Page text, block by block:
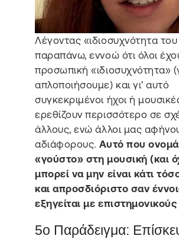
Λέγοντας «ιδιοσυχνότητα
παραπάνω, εννοώ ότι όλοι
προσωπική «ιδιοσυχνότητα»
απλοποιήσουμε) και γι’ αυτό
συγκεκριμένοι ήχοι ή
ερεθίζουν περισσότερο σε
άλλους, ενώ άλλοι μας
αδιάφορους. Αυτό που
«γούστο» στη μουσική (και
μπορεί να μην είναι κάτι
και απροσδιόριστο σαν
εξηγείται με
5ο Παράδειγμα: